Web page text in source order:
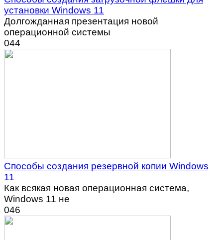
установки Windows 11
Долгожданная презентация новой
операционной системы
044
Способы создания резервной копии Windows
11
Как всякая новая операционная система,
Windows 11 не
046